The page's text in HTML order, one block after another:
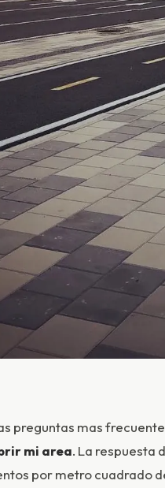
preguntas mas
mi area. La respuesta
por metro cuadrado